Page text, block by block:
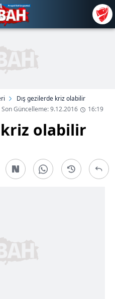
Dış gezilerde kriz olabilir
Son Güncelleme: 9.12.2016 16:19
kriz olabilir